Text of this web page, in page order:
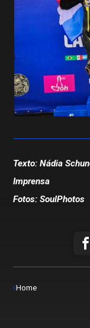
Texto: Nádia
Imprensa
Fotos: SoulPhotos
Home